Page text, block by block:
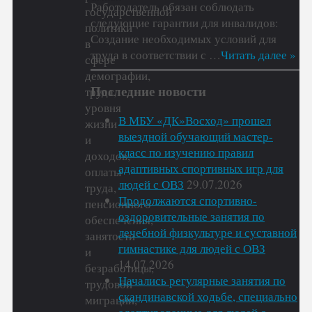
государственной
политики
в
сфере
демографии,
труда,
уровня
жизни
и
доходов,
оплаты
труда,
пенсионного
обеспечения,
занятости
и
безработицы,
трудовой
миграции,
Работодатель обязан соблюдать
следующие гарантии для инвалидов:
Создание необходимых условий для
труда в соответствии с …Читать далее »
Последние новости
В МБУ «ДК»Восход» прошел
выездной обучающий мастер-
класс по изучению правил
адаптивных спортивных игр для
людей с ОВЗ 29.07.2026
Продолжаются спортивно-
оздоровительные занятия по
лечебной физкультуре и суставной
гимнастике для людей с ОВЗ
14.07.2026
Начались регулярные занятия по
скандинавской ходьбе, специально